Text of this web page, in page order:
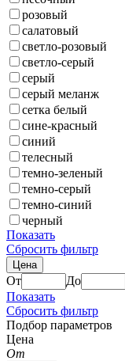
розовый
салатовый
светло-розовый
светло-серый
серый
серый меланж
сетка белый
сине-красный
синий
телесный
темно-зеленый
темно-серый
темно-синий
черный
Показать
Сбросить фильтр
Цена
От
До
Показать
Сбросить фильтр
Подбор параметров
Цена
От